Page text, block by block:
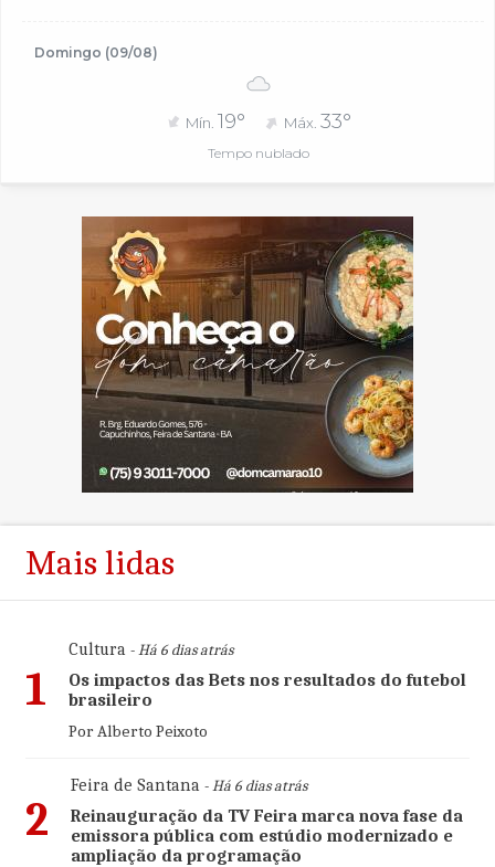
Domingo (09/08)
Mín. 19° Máx. 33°
Tempo nublado
Mais lidas
1
Cultura- Há 6 dias atrás
Os impactos das Bets nos resultados do futebol
brasileiro
Por Alberto Peixoto
2
Feira de Santana- Há 6 dias atrás
Reinauguração da TV Feira marca nova fase da
emissora pública com estúdio modernizado e
ampliação da programação